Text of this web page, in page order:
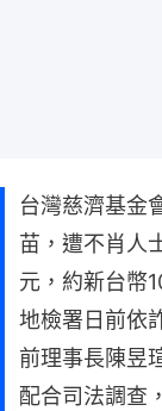
台灣慈濟基金
苗，遭不肖人
元，約新台幣
地檢署日前依
前理事長陳昱
配合司法調查